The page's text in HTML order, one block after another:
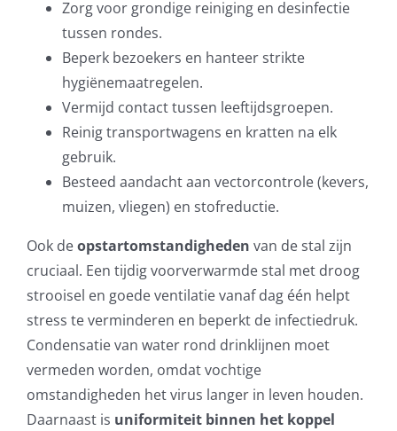
Zorg voor grondige reiniging en desinfectie
tussen rondes.
Beperk bezoekers en hanteer strikte
hygiënemaatregelen.
Vermijd contact tussen leeftijdsgroepen.
Reinig transportwagens en kratten na elk
gebruik.
Besteed aandacht aan vectorcontrole (kevers,
muizen, vliegen) en stofreductie.
Ook deopstartomstandigheden van de stal zijn
cruciaal. Een tijdig voorverwarmde stal met droog
strooisel en goede ventilatie vanaf dag één helpt
stress te verminderen en beperkt de infectiedruk.
Condensatie van water rond drinklijnen moet
vermeden worden, omdat vochtige
omstandigheden het virus langer in leven houden.
Daarnaast is uniformiteit binnen het koppel